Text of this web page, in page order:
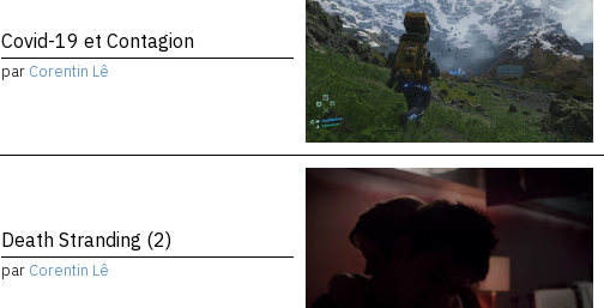
Covid-19 et Contagion
par Corentin Lê
Death Stranding (2)
par Corentin Lê